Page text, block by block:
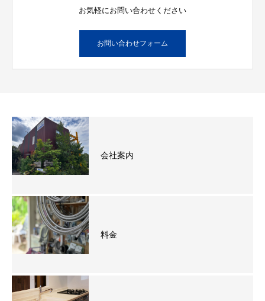
お気軽にお問い合わせください
お問い合わせフォーム
会社案内
料金